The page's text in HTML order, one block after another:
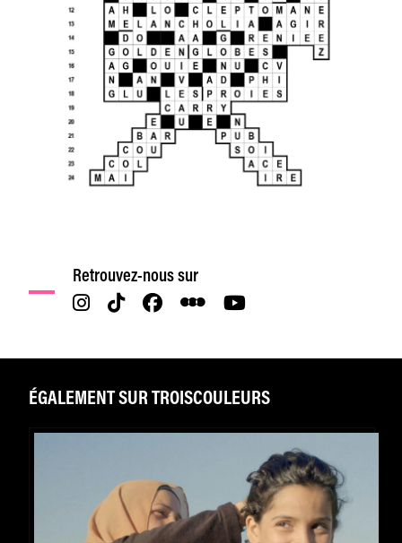
Retrouvez-nous sur
ÉGALEMENT SUR TROISCOULEURS